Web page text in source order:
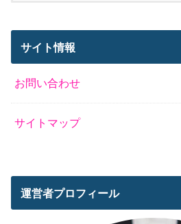
サイト情報
お問い合わせ
サイトマップ
運営者プロフィール